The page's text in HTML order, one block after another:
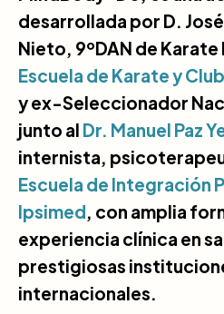
desarrollada por D.
Nieto, 9ºDAN de
Escuela de Karate y
y ex-Seleccionador
junto al Dr. Manuel Paz
internista,
Escuela de Integración
Ipsimed, con amplia
experiencia clínica en
prestigiosas
internacionales.